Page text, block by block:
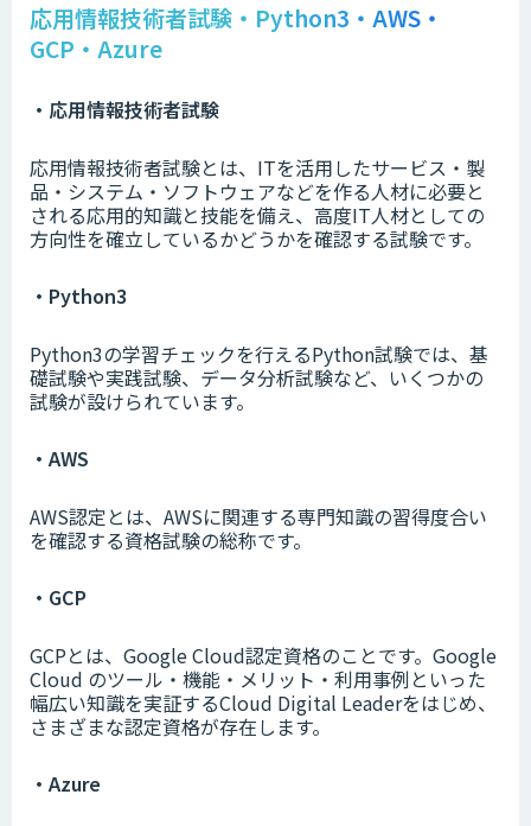
応用情報技術者試験・Python3・AWS・
GCP・Azure
・応用情報技術者試験
応用情報技術者試験とは、ITを活用したサービス・製
品・システム・ソフトウェアなどを作る人材に必要と
される応用的知識と技能を備え、高度IT人材としての
方向性を確立しているかどうかを確認する試験です。
・Python3
Python3の学習チェックを行えるPython試験では、基
礎試験や実践試験、データ分析試験など、いくつかの
試験が設けられています。
・AWS
AWS認定とは、AWSに関連する専門知識の習得度合い
を確認する資格試験の総称です。
・GCP
GCPとは、Google Cloud認定資格のことです。Google
Cloud のツール・機能・メリット・利用事例といった
幅広い知識を実証するCloud Digital Leaderをはじめ、
さまざまな認定資格が存在します。
・Azure